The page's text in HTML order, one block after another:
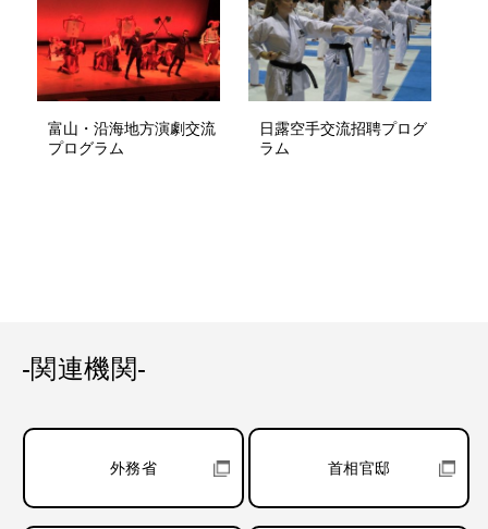
富山・沿海地方演劇交流
プログラム
日露空手交流招聘プログ
ラム
-関連機関-
外務省 首相官邸